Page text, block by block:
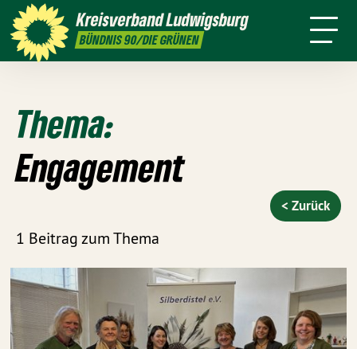
KreisverbandLudwigsburg
BÜNDNIS 90/DIE GRÜNEN
Sandra
Detzer
Silke
Gericke
Meike
Günter
sind
Thema:
Engagement
1 Beitrag zum Thema
< Zurück